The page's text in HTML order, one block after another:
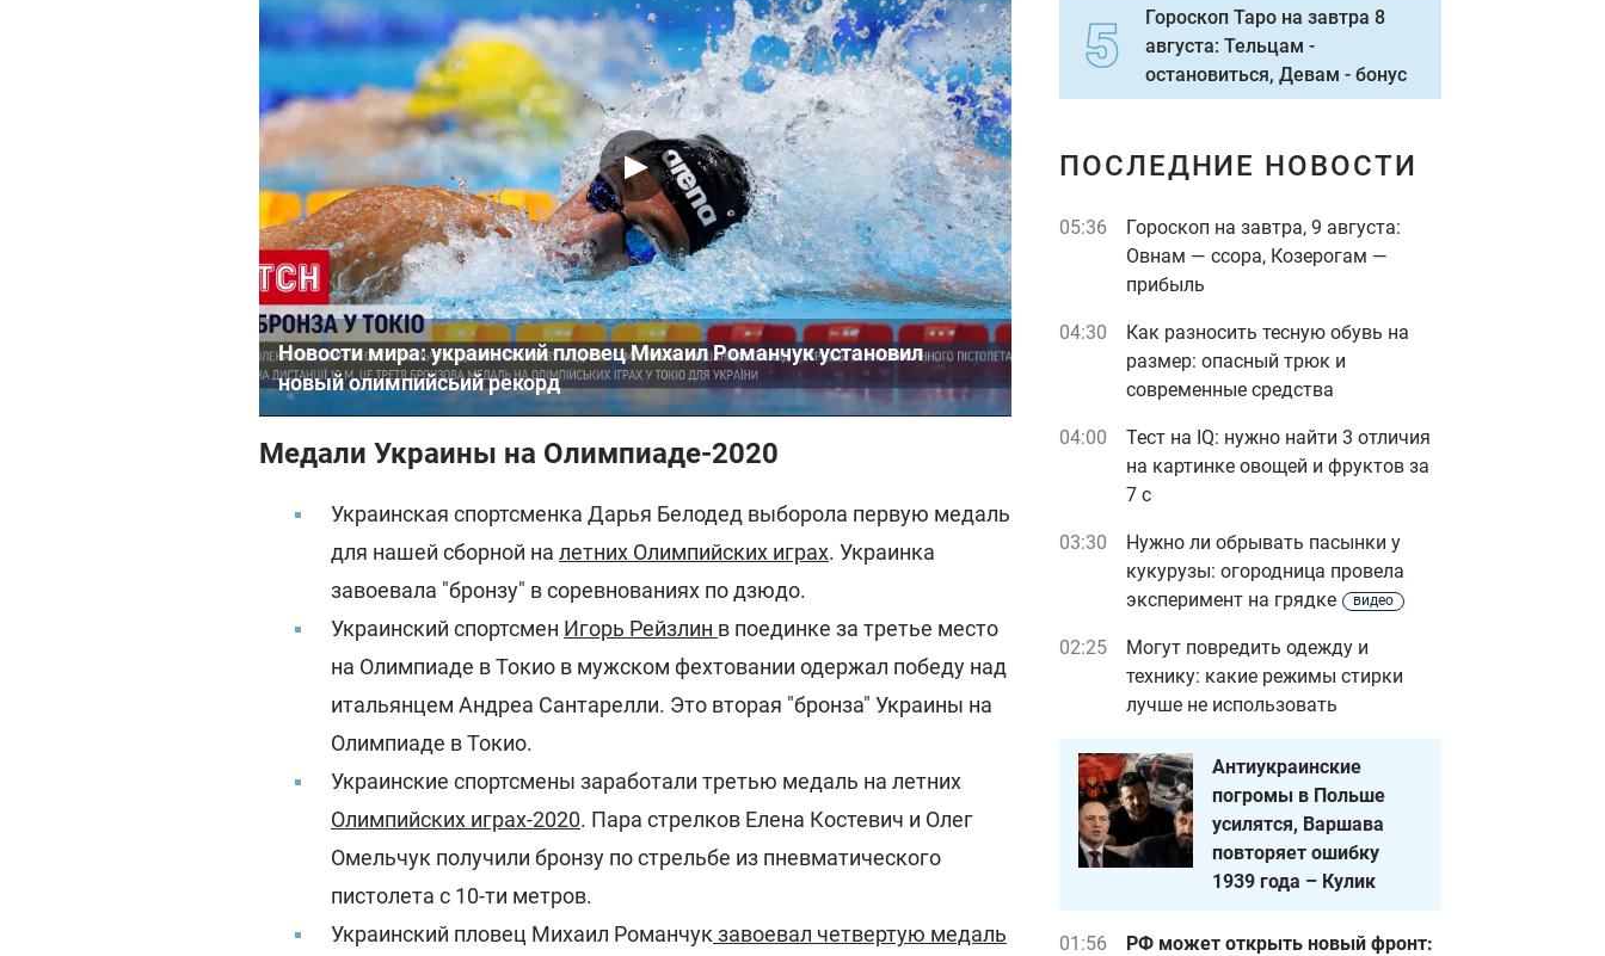
Новости мира: украинский пловец Михаил Романчук установил
новый олимпийсьий рекорд
Медали Украины на Олимпиаде-2020
Украинская спортсменка Дарья Белодед выборола первую медаль
для нашей сборной на летних Олимпийских играх. Украинка
завоевала "бронзу" в соревнованиях по дзюдо.
Украинский спортсмен Игорь Рейзлин в поединке за третье место
на Олимпиаде в Токио в мужском фехтовании одержал победу над
итальянцем Андреа Сантарелли. Это вторая "бронза" Украины на
Олимпиаде в Токио.
Украинские спортсмены заработали третью медаль на летних
Олимпийских играх-2020. Пара стрелков Елена Костевич и Олег
Омельчук получили бронзу по стрельбе из пневматического
пистолета с 10-ти метров.
Украинский пловец Михаил Романчук завоевал четвертую медаль
Гороскоп Таро на завтра 8
августа: Тельцам -
остановиться, Девам - бонус
ПОСЛЕДНИЕ НОВОСТИ
05:36
Гороскоп на завтра, 9 августа:
Овнам — ссора, Козерогам —
прибыль
04:30
Как разносить тесную обувь на
размер: опасный трюк и
современные средства
04:00
Тест на IQ: нужно найти 3 отличия
на картинке овощей и фруктов за
7 с
03:30
Нужно ли обрывать пасынки у
кукурузы: огородница провела
эксперимент на грядке
видео
02:25
Могут повредить одежду и
технику: какие режимы стирки
лучше не использовать
Антиукраинские
погромы в Польше
усилятся, Варшава
повторяет ошибку
1939 года – Кулик
01:56
РФ может открыть новый фронт: